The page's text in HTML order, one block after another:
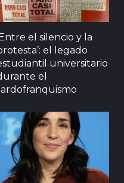
el silencio y la
el legado
universitario
el